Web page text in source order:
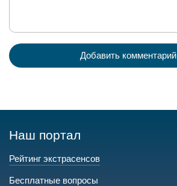
Добавить комментарий
Наш портал
Рейтинг экстрасенсов
Бесплатные вопросы